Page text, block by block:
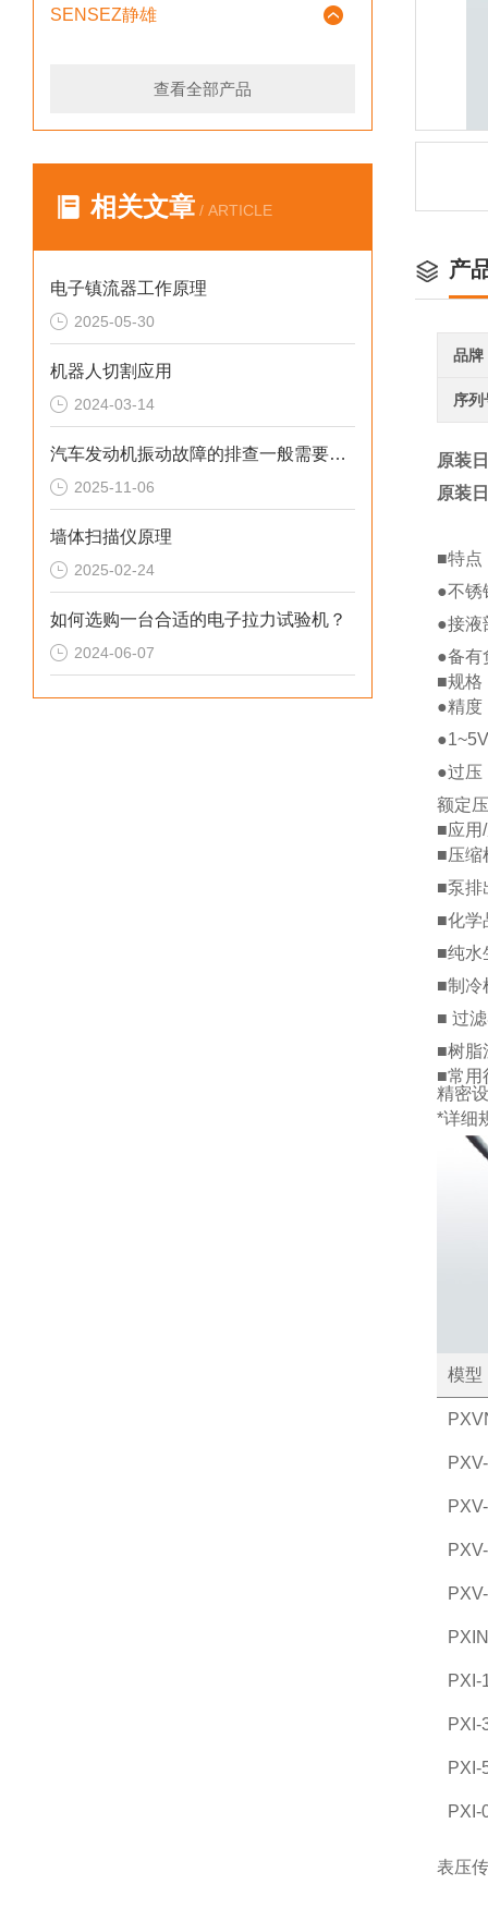
SENSEZ静雄
查看全部产品
相关文章 / ARTICLE
电子镇流器工作原理
2025-05-30
机器人切割应用
2024-03-14
汽车发动机振动故障的排查一般需要多长时间
2025-11-06
墙体扫描仪原理
2025-02-24
如何选购一台合适的电子拉力试验机？
2024-06-07
产
品牌
序列
原装
原装
■特点
●不锈
●接液
●备有
■规格
●精度
●过压
额定
■应用
■压缩
■泵排
■化学
■纯水
■制冷
■ 过
■树脂
■常用
精密
*详细
模型
PXI-
PXI-
PXI-
PXI-
表压